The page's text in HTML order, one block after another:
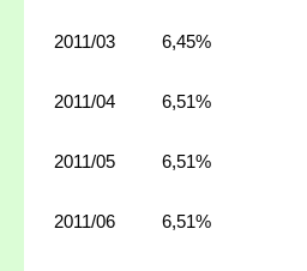
2011/03 6,45%
2011/04 6,51%
2011/05 6,51%
2011/06 6,51%